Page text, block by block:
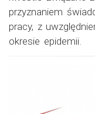
przyznaniem
pracy, z
okresie epidemii.